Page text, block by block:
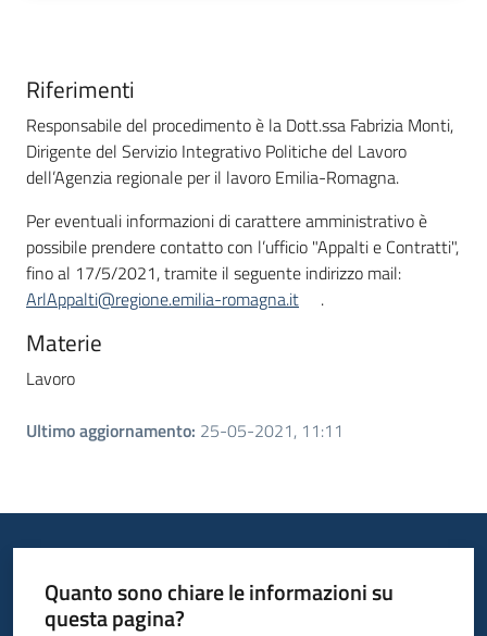
Riferimenti
Responsabile del procedimento è la Dott.ssa Fabrizia Monti,
Dirigente del Servizio Integrativo Politiche del Lavoro
dell’Agenzia regionale per il lavoro Emilia-Romagna.
Per eventuali informazioni di carattere amministrativo è
possibile prendere contatto con l’ufficio "Appalti e Contratti",
fino al 17/5/2021, tramite il seguente indirizzo mail:
ArlAppalti@regione.emilia-romagna.it
.
Materie
Lavoro
Ultimo aggiornamento: 25-05-2021, 11:11
Quanto sono chiare le informazioni su
questa pagina?